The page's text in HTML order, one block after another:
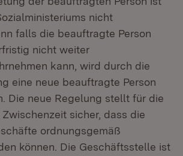
nicht
falls die beauftragte Person
nicht weiter
kann, wird durch die
eine neue beauftragte Person
Die neue Regelung stellt für die
sicher, dass die
ordnungsgemäß
können. Die Geschäftsstelle ist